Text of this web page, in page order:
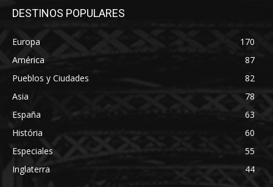
DESTINOS POPULARES
Europa
170
América
87
Pueblos y Ciudades
82
Asia
78
España
63
História
60
Especiales
55
Inglaterra
44